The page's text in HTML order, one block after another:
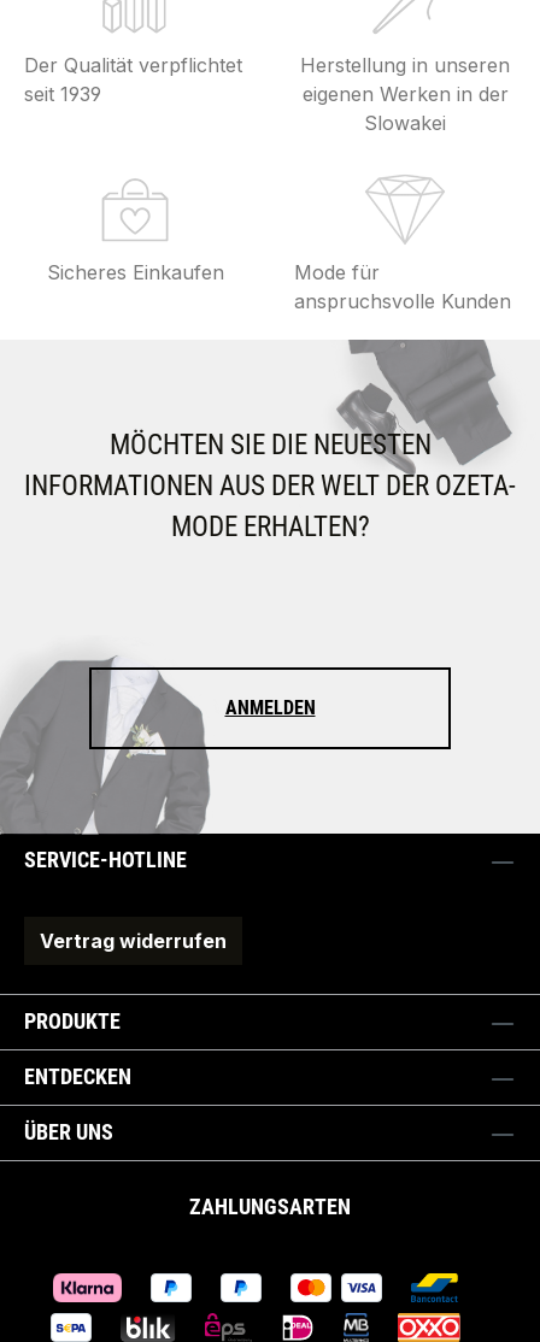
Der Qualität verpflichtet
seit 1939
Herstellung in unseren
eigenen Werken in der
Slowakei
Sicheres Einkaufen
Mode für
anspruchsvolle Kunden
MÖCHTEN SIE DIE NEUESTEN
INFORMATIONEN AUS DER WELT DER OZETA-
MODE ERHALTEN?
ANMELDEN
SERVICE-HOTLINE
Vertrag widerrufen
PRODUKTE
ENTDECKEN
ÜBER UNS
ZAHLUNGSARTEN